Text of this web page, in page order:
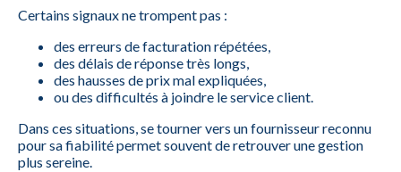
Certains signaux ne trompent pas :
des erreurs de facturation répétées,
des délais de réponse très longs,
des hausses de prix mal expliquées,
ou des difficultés à joindre le service client.
Dans ces situations, se tourner vers un fournisseur reconnu
pour sa fiabilité permet souvent de retrouver une gestion
plus sereine.